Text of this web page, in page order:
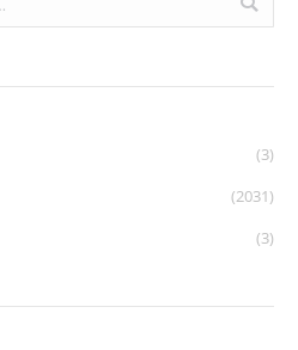
(3)
(2031)
(3)